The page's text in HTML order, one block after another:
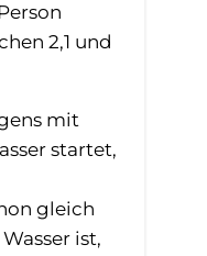
2,1 und
mit
startet,
gleich
ist,